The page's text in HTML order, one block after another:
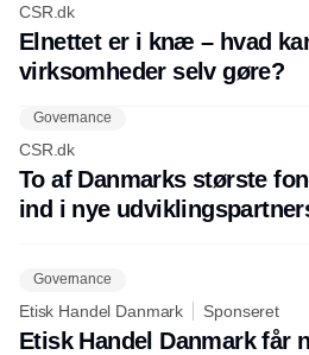
CSR.dk
Elnettet er i knæ – hvad
virksomheder selv gøre?
Governance
CSR.dk
To af Danmarks største
ind i nye
Governance
Etisk Handel Danmark Sponseret
Etisk Handel Danmark får